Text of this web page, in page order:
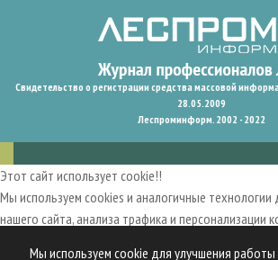
Мы используем cookie для улучшения работы
Свидетельство о регистрации средства массовой
28.05.2009
Леспроминформ. 2002 - 2022
Этот сайт использует cookie!!
Мы используем cookies и аналогичные
нашего сайта, анализа трафика и персонализации